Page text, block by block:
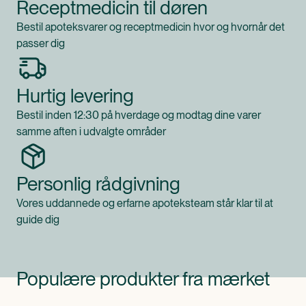
Receptmedicin til døren
Bestil apoteksvarer og receptmedicin hvor og hvornår det
passer dig
Hurtig levering
Bestil inden 12:30 på hverdage og modtag dine varer
samme aften i udvalgte områder
Personlig rådgivning
Vores uddannede og erfarne apoteksteam står klar til at
guide dig
Populære produkter fra mærket